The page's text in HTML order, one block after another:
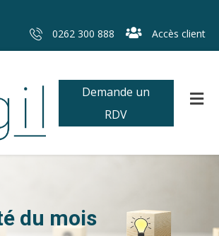
0262 300 888 Accès client
Demande un
RDV
du mois